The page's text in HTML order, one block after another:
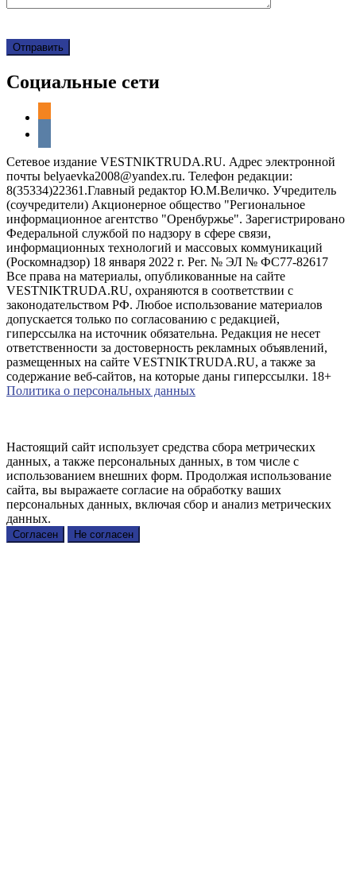
Социальные сети
Сетевое издание VESTNIKTRUDA.RU. Адрес электронной
почты belyaevka2008@yandex.ru. Телефон редакции:
8(35334)22361.Главный редактор Ю.М.Величко. Учредитель
(соучредители) Акционерное общество "Региональное
информационное агентство "Оренбуржье". Зарегистрировано
Федеральной службой по надзору в сфере связи,
информационных технологий и массовых коммуникаций
(Роскомнадзор) 18 января 2022 г. Рег. № ЭЛ № ФС77-82617
Все права на материалы, опубликованные на сайте
VESTNIKTRUDA.RU, охраняются в соответствии с
законодательством РФ. Любое использование материалов
допускается только по согласованию с редакцией,
гиперссылка на источник обязательна. Редакция не несет
ответственности за достоверность рекламных объявлений,
размещенных на сайте VESTNIKTRUDA.RU, а также за
содержание веб-сайтов, на которые даны гиперссылки. 18+
Политика о персональных данных
Настоящий сайт использует средства сбора метрических
данных, а также персональных данных, в том числе с
использованием внешних форм. Продолжая использование
сайта, вы выражаете согласие на обработку ваших
персональных данных, включая сбор и анализ метрических
данных.
Согласен Не согласен